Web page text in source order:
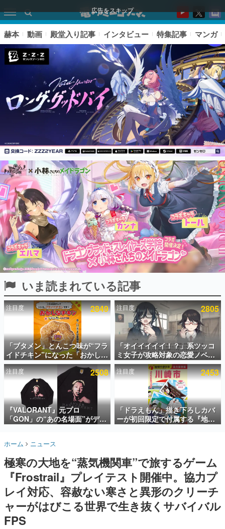
広告をスキップ
ピックアップ
電ファミのいま読まれている記事ランキング
アプリセール情報
インタビュー
連載・特集一覧
殿堂入り記事
SNS拡散数が数千以上！ ページビュー数万以上！ などな
ど。多くの人々に読まれた、電ファミ渾身の“殿堂入り”記
事をまとめました。
ゲームの企画書
名作ゲームクリエイターの方々に製作時のエピソードをお
聞きし、ヒットする企画（ゲーム）とは何か？を探ってい
きます。
赫本
この物語を解いてはいけない。『赫本』は、〈試験問題〉
の形をした短編ホラー小説集です。
新世代に訊く
これからのデジタルゲーム市場を担う若きクリエイター達
の姿を追い、彼らのルーツと情熱を探っていきます。
ゲームに多大な影響を受けた作家さんに取材し、ゲームが
日本のコンテンツ産業やカルチャーに与えた影響を探る企
画です。
日本モバイルゲーム産業史
日本のモバイルゲーム史における主要なトピック・タイト
ルを網羅するほか、開発者へのインタビューや識者による
解説を掲載。約20年の歴史が一望できる決定版！
赫本 動画 殿堂入り記事 インタビュー 特集記事 マンガ
いま読まれている記事
注目度 2849
「ブタメン」とんこつ味が“フラ
イドチキン”になった「おかしな
チキン」が登場。8月11日より
全国のセブンイレブンで順次発
売、 「ブタメンくん」がデザイ
ンされた専用袋が先着でついて
くるキャンペーンも実施
注目度 2805
「オイイイイイ！？」系ツッコ
ミ女子が攻略対象の恋愛ノベル
ゲーム『美術部カノジョ』
Steamストアページが公開。
「お前らーそろそろ自重しろ
ー？＾＾」暗黒微笑の夢女子
や、萌え声不思議ちゃん女子と
青春を謳歌
注目度 2508
『VALORANT』元プロ
「GON」の“あの名場面”がデザ
インされた新作グッズが本日8月
ツやコインケース、アクキーな
どが全品受注生産で登場、過去
に発売したグッズの再販も
注目度 2453
「ドラえもん」描き下ろしカバ
ーが初回限定で付属する『地球
の歩き方 川崎市』が8月6日に発
ホーム ニュース
極寒の大地を“蒸気機関車”で旅するゲーム
『Frostrail』プレイテスト開催中。協力プ
レイ対応、容赦ない寒さと異形のクリーチ
ャーがはびこる世界で生き抜くサバイバル
FPS